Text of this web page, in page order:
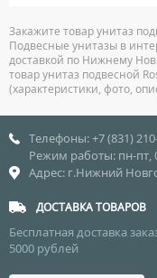
Закажите товар унитаз
Подвесные унитазы в
доставкой по Нижнему
товар унитаз подвесной
(характеристики, фото,
Телефоны: +7 (831)
Режим работы: пн-пт,
Адрес: г.Нижний
ДОСТАВКА ТОВАРОВ
Бесплатная доставка
5000 рублей